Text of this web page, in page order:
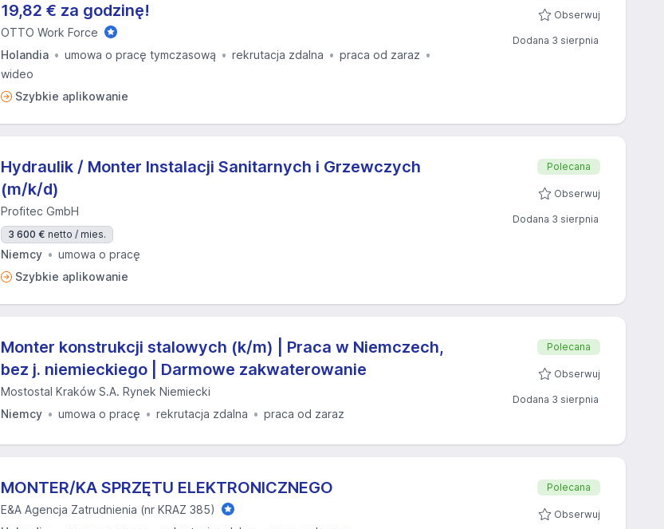
19,82 € za godzinę!
OTTO Work Force
Holandia
umowa o pracę tymczasową rekrutacja zdalna
praca od zaraz
wideo
Szybkie aplikowanie
Obserwuj
Dodana 3 sierpnia
Hydraulik / Monter Instalacji Sanitarnych i Grzewczych
(m/k/d)
Profitec GmbH
3 600 € netto / mies.
Niemcy
umowa o pracę
Szybkie aplikowanie
Polecana
Obserwuj
Dodana 3 sierpnia
Monter konstrukcji stalowych (k/m) | Praca w Niemczech,
bez j. niemieckiego | Darmowe zakwaterowanie
Mostostal Kraków S.A. Rynek Niemiecki
Niemcy
umowa o pracę rekrutacja zdalna praca od zaraz
Polecana
Obserwuj
Dodana 3 sierpnia
MONTER/KA SPRZĘTU ELEKTRONICZNEGO
E&A Agencja Zatrudnienia (nr KRAZ 385)
Polecana
Obserwuj